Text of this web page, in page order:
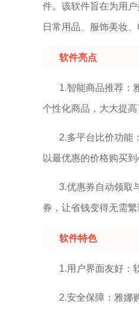
件。该软件旨在为用
日常用品、服饰美妆
软件亮点
1.智能商品推荐：
个性化商品，大大提高
2.多平台比价功能
以最优惠的价格购买到
3.优惠券自动领取
券，让省钱变得无需繁
软件特色
1.用户界面友好：
2.安全保障：雅娜